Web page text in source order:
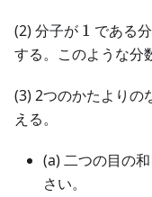
(2) 分子が 1
1 である
する。このような分
(3) 2つのかたよりの
える。
(a) 二つの目の
さい。